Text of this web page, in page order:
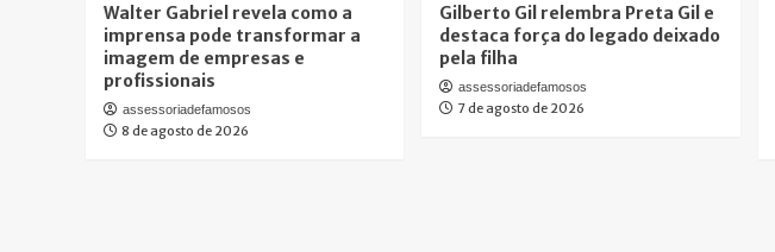
Walter Gabriel revela como a
imprensa pode transformar a
imagem de empresas e
profissionais
assessoriadefamosos
8 de agosto de 2026
Gilberto Gil relembra Preta Gil e
destaca força do legado deixado
pela filha
assessoriadefamosos
7 de agosto de 2026